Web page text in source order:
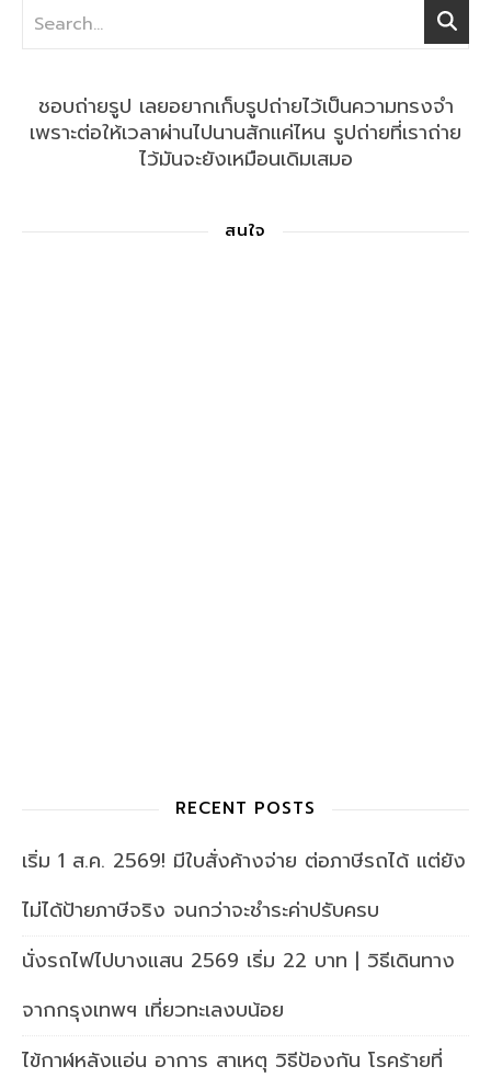
ชอบถ่ายรูป เลยอยากเก็บรูปถ่ายไว้เป็นความทรงจำ
เพราะต่อให้เวลาผ่านไปนานสักแค่ไหน รูปถ่ายที่เราถ่าย
ไว้มันจะยังเหมือนเดิมเสมอ
สนใจ
RECENT POSTS
เริ่ม 1 ส.ค. 2569! มีใบสั่งค้างจ่าย ต่อภาษีรถได้ แต่ยัง
ไม่ได้ป้ายภาษีจริง จนกว่าจะชำระค่าปรับครบ
นั่งรถไฟไปบางแสน 2569 เริ่ม 22 บาท | วิธีเดินทาง
จากกรุงเทพฯ เที่ยวทะเลงบน้อย
ไข้กาฬหลังแอ่น อาการ สาเหตุ วิธีป้องกัน โรคร้ายที่